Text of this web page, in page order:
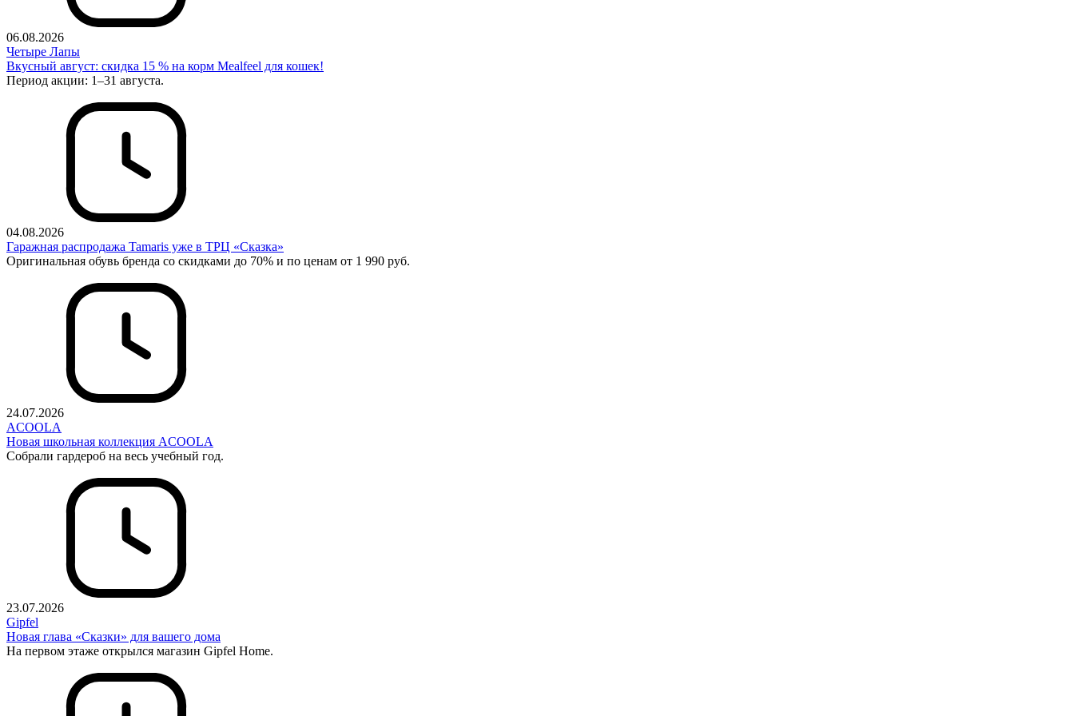
06.08.2026
Четыре Лапы
Вкусный август: скидка 15 % на корм Mealfeel для кошек!
Период акции: 1–31 августа.
04.08.2026
Гаражная распродажа Tamaris уже в ТРЦ «Сказка»
Оригинальная обувь бренда со скидками до 70% и по ценам от 1 990 руб.
24.07.2026
ACOOLA
Новая школьная коллекция ACOOLA
Собрали гардероб на весь учебный год.
23.07.2026
Gipfel
Новая глава «Сказки» для вашего дома
На первом этаже открылся магазин Gipfel Home.